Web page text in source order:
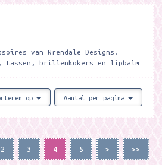
van Wrendale Designs.
tassen, brillenkokers en lipbalm
op Aantal per pagina
2 3 4 5 > >>